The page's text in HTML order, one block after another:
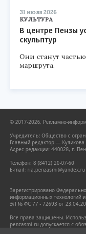
31 июля 2026
КУЛЬТУРА
В центре Пензы
скульптур
Они станут
маршрута.
© 2017-2026, Рекламно-
Учредитель: Общество с
Главный редактор —
Адрес редакции: 440028, г.
Телефон: 8 (8412) 20-07-60
E-mail: ria.penzasmi@yandex.ru
Зарегистрировано
информационных технологий
ЭЛ № ФС 77 - 72693 от
Все права защищены.
penzasmi.ru допускается с
которой заимствован